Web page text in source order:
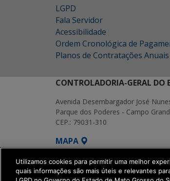
LGPD
Fala Servidor
Acessibilidade
Ordem Cronológica de
Planos de Contratações Anuais
CONTROLADORIA-GERAL DO
Avenida Desembargador José
Parque dos Poderes - Campo
CEP.: 79031-310
MAPA
SETDIG | Secretaria-
Utilizamos cookies para permitir uma melhor
quais informações são mais úteis e relevantes